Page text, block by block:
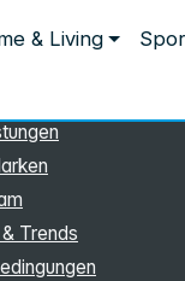
& Living
Trends